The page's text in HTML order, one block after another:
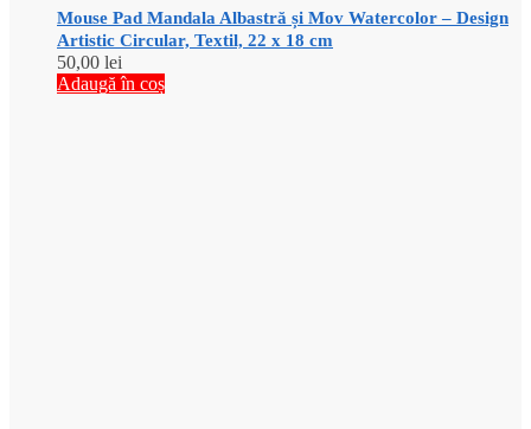
Mouse Pad Mandala Albastră și Mov Watercolor – Design
Artistic Circular, Textil, 22 x 18 cm
50,00 lei
Adaugă în coș